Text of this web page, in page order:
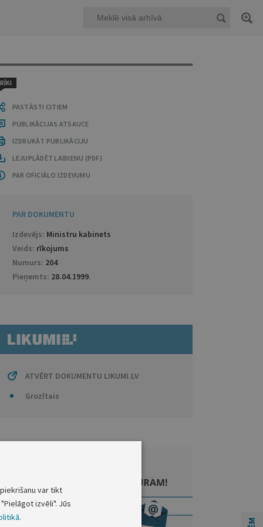
RĪKI
PASTĀSTI CITIEM
PUBLIKĀCIJAS ATSAUCE
IZDRUKĀT PUBLIKĀCIJU
LEJUPLĀDĒT LAIDIENU (PDF)
PAR OFICIĀLO IZDEVUMU
PAR DOKUMENTU
Izdevējs: Ministru kabinets
Veids: rīkojums
Numurs: 204
Pieņemts: 28.04.1999.
ATVĒRT DOKUMENTU LIKUMI.LV
Grozītais
var tikt
izvēli". Jūs
.